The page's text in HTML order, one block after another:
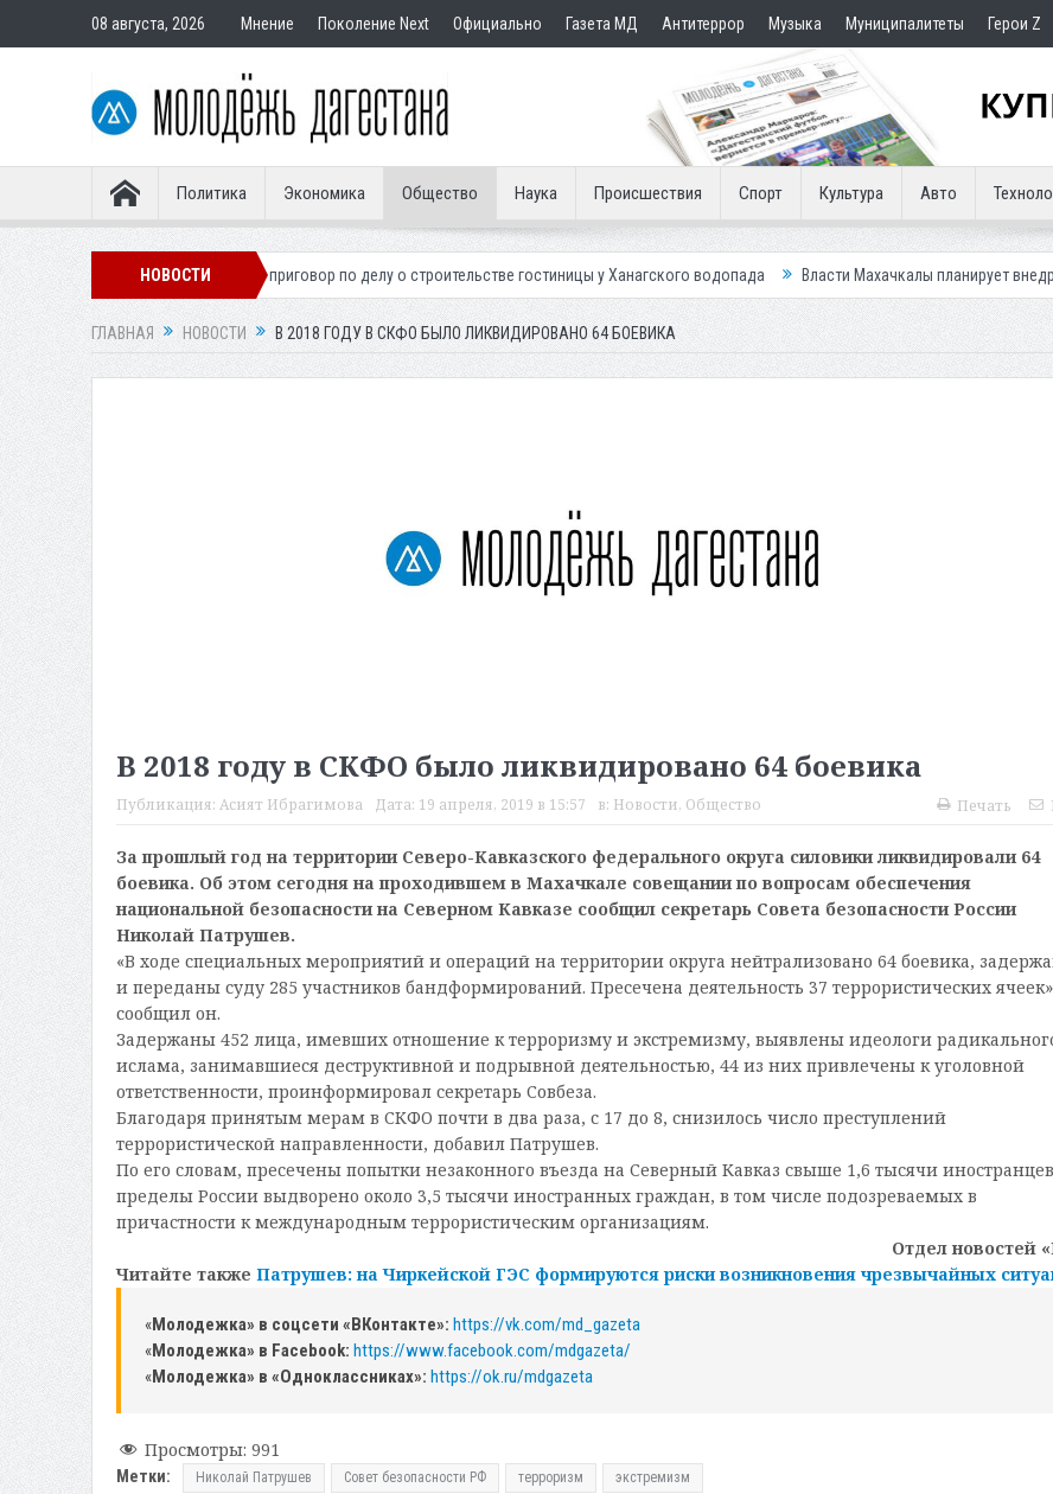
08 августа, 2026 Мнение Поколение Next Официально Газета МД Антитеррор Музыка Муниципалитеты Герои Z
Политика Экономика Общество Наука Происшествия Спорт Культура Авто
НОВОСТИ
Вынесен приговор по делу о строительстве гостиницы у Ханагского водопада Власти Махачкалы планирует внедрить новую
ГЛАВНАЯ НОВОСТИ В 2018 ГОДУ В СКФО БЫЛО ЛИКВИДИРОВАНО 64 БОЕВИКА
В 2018 году в СКФО было ликвидировано 64 боевика
Публикация: Асият Ибрагимова Дата: 19 апреля, 2019 в 15:57 в: Новости, Общество Печать
За прошлый год на территории Северо-Кавказского федерального округа силовики ликвидировали 64
боевика. Об этом сегодня на проходившем в Махачкале совещании по вопросам обеспечения
национальной безопасности на Северном Кавказе сообщил секретарь Совета безопасности России
Николай Патрушев.
«В ходе специальных мероприятий и операций на территории округа нейтрализовано 64 боевика,
и переданы суду 285 участников бандформирований. Пресечена деятельность 37 террористических
сообщил он.
Задержаны 452 лица, имевших отношение к терроризму и экстремизму, выявлены идеологи
ислама, занимавшиеся деструктивной и подрывной деятельностью, 44 из них привлечены к уголовной
ответственности, проинформировал секретарь Совбеза.
Благодаря принятым мерам в СКФО почти в два раза, с 17 до 8, снизилось число преступлений
террористической направленности, добавил Патрушев.
По его словам, пресечены попытки незаконного въезда на Северный Кавказ свыше 1,6 тысячи
пределы России выдворено около 3,5 тысячи иностранных граждан, в том числе подозреваемых в
причастности к международным террористическим организациям.
Отдел новостей
Читайте также Патрушев: на Чиркейской ГЭС формируются риски возникновения чрезвычайных
«Молодежка» в соцсети «ВКонтакте»: https://vk.com/md_gazeta
«Молодежка» в Facebook: https://www.facebook.com/mdgazeta/
«Молодежка» в «Одноклассниках»: https://ok.ru/mdgazeta
Просмотры: 991
Метки: Николай Патрушев Совет безопасности РФ терроризм экстремизм